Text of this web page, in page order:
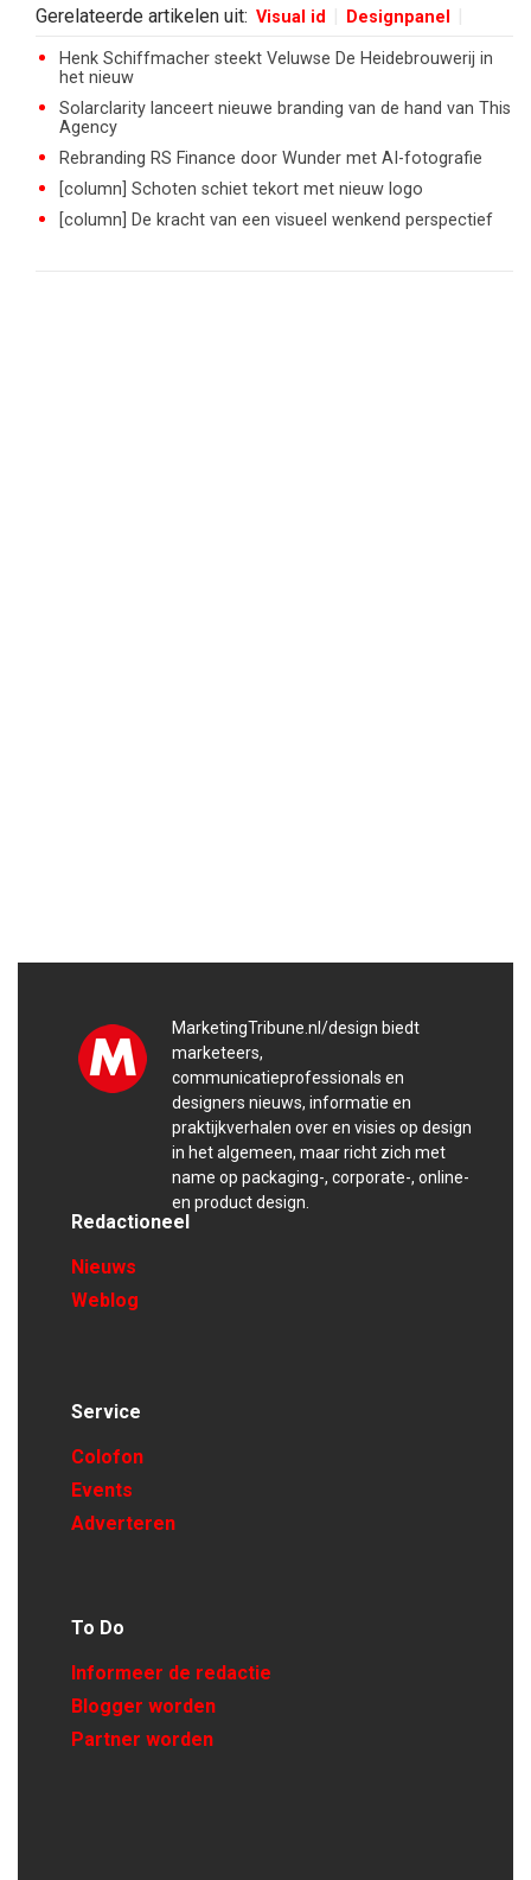
Gerelateerde artikelen uit: Visual id Designpanel
Henk Schiffmacher steekt Veluwse De Heidebrouwerij in
het nieuw
Solarclarity lanceert nieuwe branding van de hand van This
Agency
Rebranding RS Finance door Wunder met AI-fotografie
[column] Schoten schiet tekort met nieuw logo
[column] De kracht van een visueel wenkend perspectief
MarketingTribune.nl/design biedt
marketeers,
communicatieprofessionals en
designers nieuws, informatie en
praktijkverhalen over en visies op design
in het algemeen, maar richt zich met
name op packaging-, corporate-, online-
en product design.
Redactioneel
Nieuws
Weblog
Service
Colofon
Events
Adverteren
To Do
Informeer de redactie
Blogger worden
Partner worden